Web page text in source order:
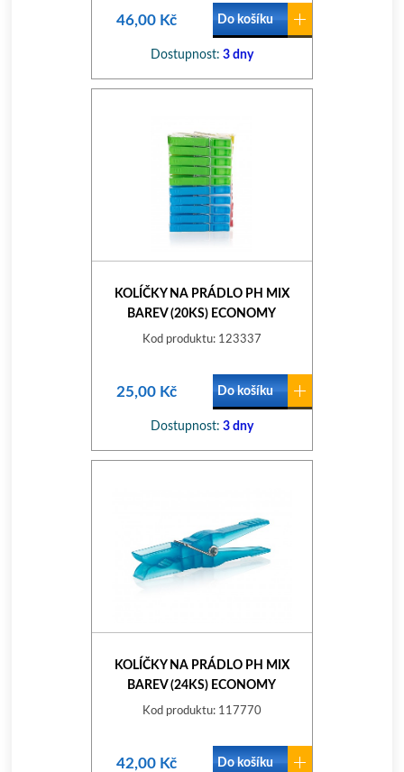
46,00 Kč Do košíku
Dostupnost: 3 dny
KOLÍČKY NA PRÁDLO PH MIX
BAREV (20KS) ECONOMY
Kod produktu: 123337
25,00 Kč Do košíku
Dostupnost: 3 dny
KOLÍČKY NA PRÁDLO PH MIX
BAREV (24KS) ECONOMY
Kod produktu: 117770
42,00 Kč Do košíku